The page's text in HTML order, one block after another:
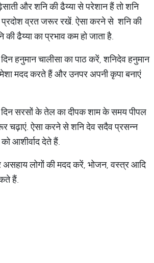
और शनि की ढैय्या से परेशान हैं तो शनि
प्रदोश व्रत जरूर रखें. ऐसा करने से शनि की
ढैय्या का प्रभाव कम हो जाता है.
हनुमान चालीसा का पाठ करें, शनिदेव हनुमान
मदद करते हैं और उनपर अपनी कृपा बनाएं
सरसों के तेल का दीपक शाम के समय पीपल
चढ़ाएं. ऐसा करने से शनि देव सदैव प्रसन्न
आशीर्वाद देते हैं.
असहाय लोगों की मदद करें, भोजन, वस्त्र आदि
हैं.